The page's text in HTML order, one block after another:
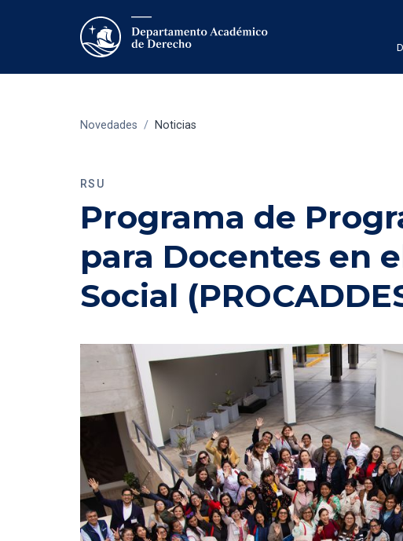
Novedades / Noticias
RSU
Programa de
para Docentes en
Social